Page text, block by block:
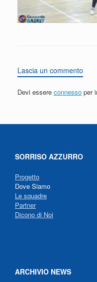
Lascia un commento
Devi essere connesso per
SORRISO AZZURRO
Progetto
Dove Siamo
Le squadre
Partner
Dicono di Noi
ARCHIVIO NEWS